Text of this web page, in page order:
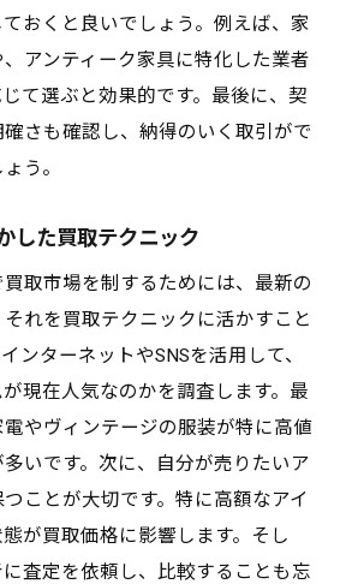
おくと良いでしょう。例えば、家
アンティーク家具に特化した業者
て選ぶと効果的です。最後に、契
さも確認し、納得のいく取引がで
う。
した買取テクニック
取市場を制するためには、最新の
それを買取テクニックに活かすこと
ンターネットやSNSを活用して、
現在人気なのかを調査します。最
やヴィンテージの服装が特に高値
いです。次に、自分が売りたいア
ことが大切です。特に高額なアイ
が買取価格に影響します。そし
査定を依頼し、比較することも忘